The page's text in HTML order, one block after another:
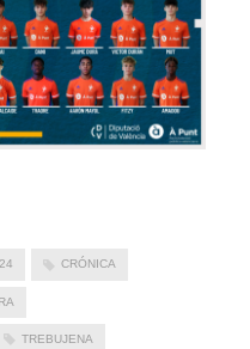
CRÓNICA
TREBUJENA